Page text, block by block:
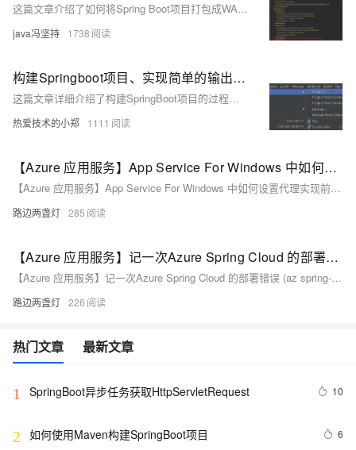
这篇文章介绍了如何将Spring Boot项目打包成WAR文件，并成功部署到Tomcat服务器的详细步骤。
java冯坚持 1738
构建Springboot项目、实现简单的输出功能、将项目打包成可以执行的JAR包（详细图解过程）
这篇文章详细介绍了构建SpringBoot项目的过程，包括新建工程、选择环境配置、添加依赖、项目结构说明，并演示了如何编写一个简单的Controller控制器实现输出功能，最后讲解了如何使用Maven将项目打包成可执行的JAR包，并提供了运行JAR包的命令和测试效果。
热爱技术的小郑 1111
【Azure 应用服务】App Service For Windows 中如何设置代理实现前端静态文件和后端Java Spring Boot Jar包
【Azure 应用服务】App Service For Windows 中如何设置代理实现前端静态文件和后端Java Spring Boot Jar包
路边两盏灯 285
【Azure 应用服务】记一次Azure Spring Cloud 的部署错误 (az spring-cloud app deploy -g dev -s testdemo -n demo -p ./hellospring-0.0.1-SNAPSHOT.jar --->>> Failed to wait for deployment instances to be ready)
【Azure 应用服务】记一次Azure Spring Cloud 的部署错误 (az spring-cloud app deploy -g dev -s testdemo -n demo -p ./hellospring-0.0.1-SNAPSHOT.jar --->>> Failed to wait for deployment instances to be ready)
路边两盏灯 226
热门文章 最新文章
1 SpringBoot异步任务获取HttpServletRequest 10
2 如何使用Maven构建SpringBoot项目 6